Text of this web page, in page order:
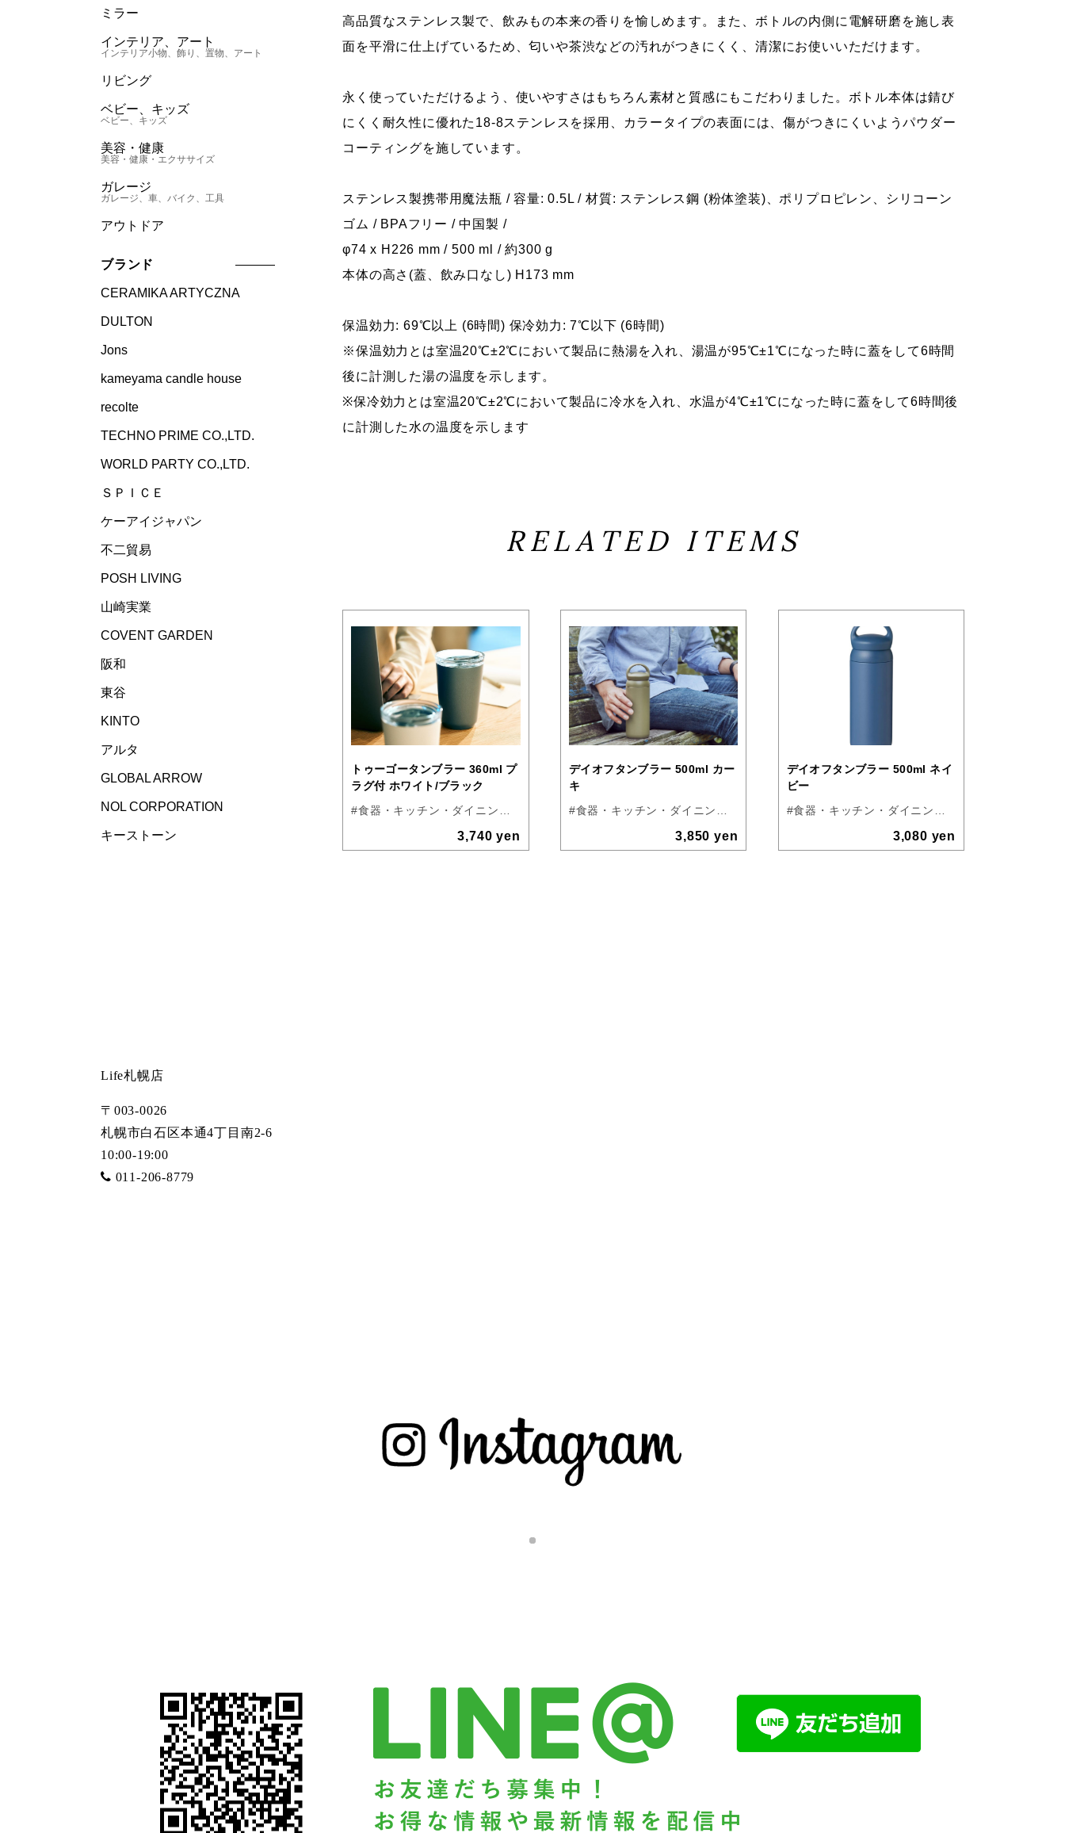
高品質なステンレス製で、飲みもの本来の香りを愉しめます。また、ボトルの内側に電解研磨を施し表
面を平滑に仕上げているため、匂いや茶渋などの汚れがつきにくく、清潔にお使いいただけます。
永く使っていただけるよう、使いやすさはもちろん素材と質感にもこだわりました。ボトル本体は錆び
にくく耐久性に優れた18-8ステンレスを採用、カラータイプの表面には、傷がつきにくいようパウダー
コーティングを施しています。
ステンレス製携帯用魔法瓶 / 容量: 0.5L / 材質: ステンレス鋼 (粉体塗装)、ポリプロピレン、シリコーン
ゴム / BPAフリー / 中国製 /
φ74 x H226 mm / 500 ml / 約300 g
本体の高さ(蓋、飲み口なし) H173 mm
保温効力: 69℃以上 (6時間) 保冷効力: 7℃以下 (6時間)
※保温効力とは室温20℃±2℃において製品に熱湯を入れ、湯温が95℃±1℃になった時に蓋をして6時間
後に計測した湯の温度を示します。
※保冷効力とは室温20℃±2℃において製品に冷水を入れ、水温が4℃±1℃になった時に蓋をして6時間後
に計測した水の温度を示します
RELATED ITEMS
トゥーゴータンブラー 360ml プ
ラグ付 ホワイト/ブラック
#アウトドア#KINTO
3,740 yen
デイオフタンブラー 500ml カー
キ
#アウトドア#KINTO
3,850 yen
デイオフタンブラー 500ml ネイ
ビー
3,080 yen
ミラー
インテリア、アート
インテリア小物、飾り、置物、アート
リビング
ベビー、キッズ
ベビー、キッズ
美容・健康
美容・健康・エクササイズ
ガレージ
ガレージ、車、バイク、工具
アウトドア
ブランド
CERAMIKA ARTYCZNA
DULTON
Jons
kameyama candle house
recolte
TECHNO PRIME CO.,LTD.
WORLD PARTY CO.,LTD.
ＳＰＩＣＥ
ケーアイジャパン
不二貿易
POSH LIVING
山崎実業
COVENT GARDEN
阪和
東谷
KINTO
アルタ
GLOBAL ARROW
NOL CORPORATION
キーストーン
Life札幌店
〒003-0026
札幌市白石区本通4丁目南2-6
10:00-19:00
011-206-8779